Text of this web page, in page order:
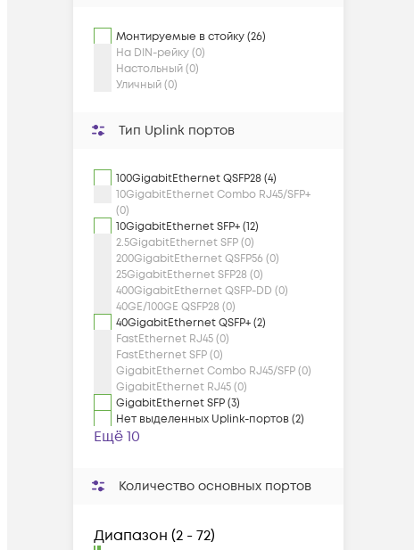
Монтируемые в стойку (26)
На DIN-рейку (0)
Настольный (0)
Уличный (0)
Тип Uplink портов
100GigabitEthernet QSFP28 (4)
10GigabitEthernet Combo RJ45/SFP+
(0)
10GigabitEthernet SFP+ (12)
2.5GigabitEthernet SFP (0)
200GigabitEthernet QSFP56 (0)
25GigabitEthernet SFP28 (0)
400GigabitEthernet QSFP-DD (0)
40GE/100GE QSFP28 (0)
40GigabitEthernet QSFP+ (2)
FastEthernet RJ45 (0)
FastEthernet SFP (0)
GigabitEthernet Combo RJ45/SFP (0)
GigabitEthernet RJ45 (0)
GigabitEthernet SFP (3)
Нет выделенных Uplink-портов (2)
Ещё 10
Количество основных портов
Диапазон (2 - 72)